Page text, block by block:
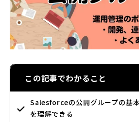
この記事でわかること
Salesforceの公開グループの基
を理解できる